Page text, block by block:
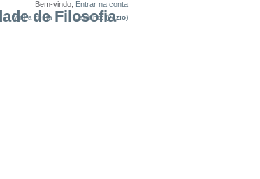
Bem-vindo, Entrar na conta
Carrinho: (vazio)
Minha conta